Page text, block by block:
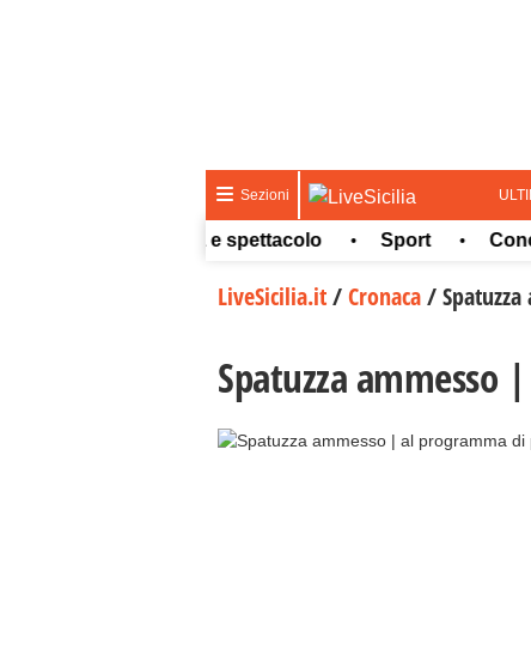
Sezioni
Cultura e spettacolo • Sport •
LiveSicilia.it/Cronaca/
Spatuzza ammesso